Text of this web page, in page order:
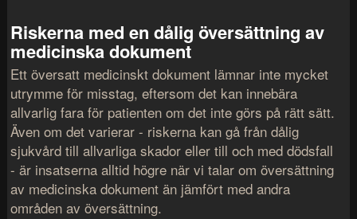
Riskerna med en dålig översättning av
medicinska dokument
Ett översatt medicinskt dokument lämnar inte mycket
utrymme för misstag, eftersom det kan innebära
allvarlig fara för patienten om det inte görs på rätt sätt.
Även om det varierar - riskerna kan gå från dålig
sjukvård till allvarliga skador eller till och med dödsfall
- är insatserna alltid högre när vi talar om översättning
av medicinska dokument än jämfört med andra
områden av översättning.